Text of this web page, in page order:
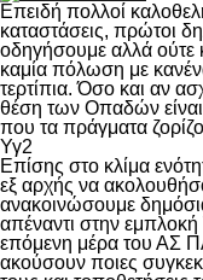
Επειδή πολλοί
καταστάσεις, πρώτοι
οδηγήσουμε αλλά ούτε
καμία πόλωση με
τερτίπια. Όσο και αν
θέση των Οπαδών είναι
που τα πράγματα
Υγ2
Επίσης στο κλίμα
εξ αρχής να
ανακοινώσουμε
απέναντι στην
επόμενη μέρα του ΑΣ
ακούσουν ποιες